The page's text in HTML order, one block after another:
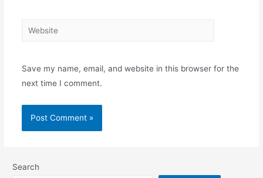
Website
Save my name, email, and website in this browser for the
next time I comment.
Search